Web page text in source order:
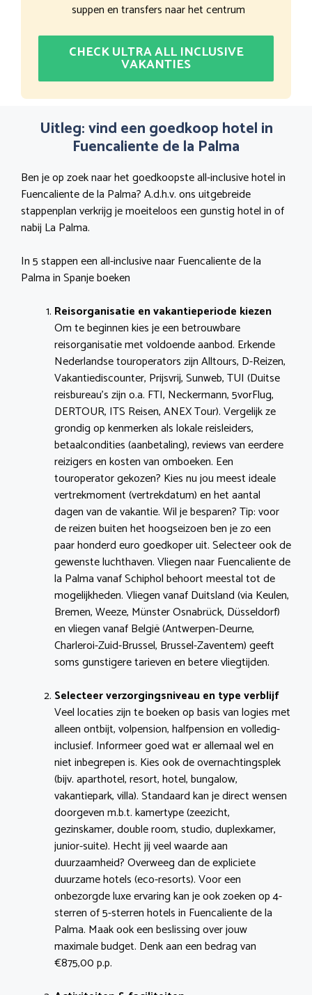
suppen en transfers naar het centrum
CHECK ULTRA ALL INCLUSIVE
VAKANTIES
Uitleg: vind een goedkoop hotel in
Fuencaliente de la Palma
Ben je op zoek naar het goedkoopste all-inclusive hotel in
Fuencaliente de la Palma? A.d.h.v. ons uitgebreide
stappenplan verkrijg je moeiteloos een gunstig hotel in of
nabij La Palma.
In 5 stappen een all-inclusive naar Fuencaliente de la
Palma in Spanje boeken
Reisorganisatie en vakantieperiode kiezen
Om te beginnen kies je een betrouwbare
reisorganisatie met voldoende aanbod. Erkende
Nederlandse touroperators zijn Alltours, D-Reizen,
Vakantiediscounter, Prijsvrij, Sunweb, TUI (Duitse
reisbureau’s zijn o.a. FTI, Neckermann, 5vorFlug,
DERTOUR, ITS Reisen, ANEX Tour). Vergelijk ze
grondig op kenmerken als lokale reisleiders,
betaalcondities (aanbetaling), reviews van eerdere
reizigers en kosten van omboeken. Een
touroperator gekozen? Kies nu jou meest ideale
vertrekmoment (vertrekdatum) en het aantal
dagen van de vakantie. Wil je besparen? Tip: voor
de reizen buiten het hoogseizoen ben je zo een
paar honderd euro goedkoper uit. Selecteer ook de
gewenste luchthaven. Vliegen naar Fuencaliente de
la Palma vanaf Schiphol behoort meestal tot de
mogelijkheden. Vliegen vanaf Duitsland (via Keulen,
Bremen, Weeze, Münster Osnabrück, Düsseldorf)
en vliegen vanaf België (Antwerpen-Deurne,
Charleroi-Zuid-Brussel, Brussel-Zaventem) geeft
soms gunstigere tarieven en betere vliegtijden.
Selecteer verzorgingsniveau en type verblijf
Veel locaties zijn te boeken op basis van logies met
alleen ontbijt, volpension, halfpension en volledig-
inclusief. Informeer goed wat er allemaal wel en
niet inbegrepen is. Kies ook de overnachtingsplek
(bijv. aparthotel, resort, hotel, bungalow,
vakantiepark, villa). Standaard kan je direct wensen
doorgeven m.b.t. kamertype (zeezicht,
gezinskamer, double room, studio, duplexkamer,
junior-suite). Hecht jij veel waarde aan
duurzaamheid? Overweeg dan de expliciete
duurzame hotels (eco-resorts). Voor een
onbezorgde luxe ervaring kan je ook zoeken op 4-
sterren of 5-sterren hotels in Fuencaliente de la
Palma. Maak ook een beslissing over jouw
maximale budget. Denk aan een bedrag van
€875,00 p.p.